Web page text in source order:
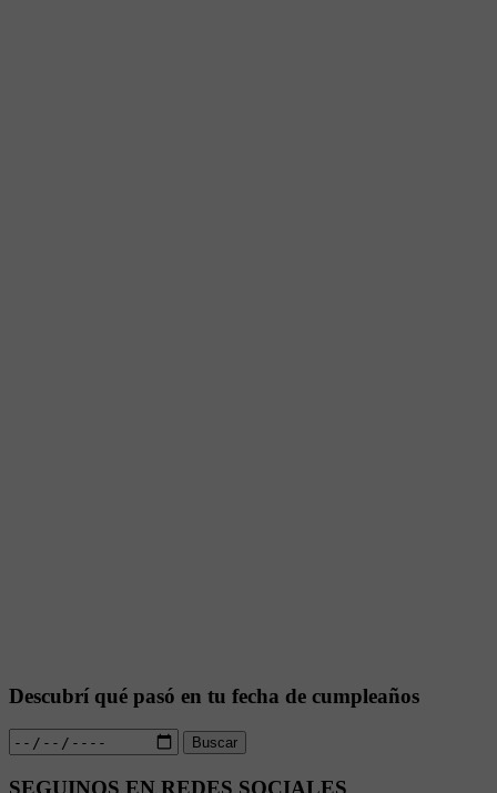
Descubrí qué pasó en tu fecha de cumpleaños
Buscar
SEGUINOS EN REDES SOCIALES